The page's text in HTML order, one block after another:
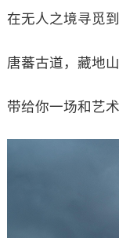
在无人之境寻觅
唐蕃古道，藏地
带给你一场和艺